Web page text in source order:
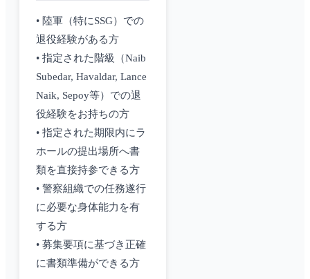
• 陸軍（特にSSG）での
退役経験がある方
• 指定された階級（Naib
Subedar, Havaldar, Lance
Naik, Sepoy等）での退
役経験をお持ちの方
• 指定された期限内にラ
ホールの提出場所へ書
類を直接持参できる方
• 警察組織での任務遂行
に必要な身体能力を有
する方
• 募集要項に基づき正確
に書類準備ができる方